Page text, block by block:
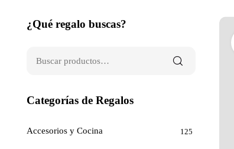
¿Qué regalo buscas?
Categorías de Regalos
Accesorios y Cocina 125